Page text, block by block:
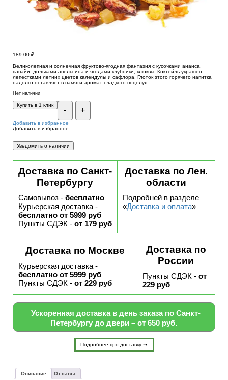
189.00 ₽
Великолепная и солнечная фруктово-ягодная фантазия с кусочками ананса,
папайи, дольками апельсина и ягодами клубники, клюквы. Коктейль украшен
лепестками летних цветов календулы и сафлора. Глоток этого горячего напитка
надолго оставляет в памяти аромат сладкого поцелуя.
Нет наличии
- +
Купить в 1 клик
Добавить в избранное
Добавить в избранное
Доставка по Санкт-
Петербургу
Самовывоз - бесплатно
Курьерская доставка -
бесплатно от 5999 руб
Пункты СДЭК - от 179 руб
Доставка по Лен.
области
Подробней в разделе
«Доставка и оплата»
Доставка по Москве
Курьерская доставка -
бесплатно от 5999 руб
Пункты СДЭК - от 229 руб
Доставка по
России
Пункты СДЭК - от
229 руб
Ускоренная доставка в день заказа по Санкт-
Петербургу до двери – от 650 руб.
Подробнее про доставку ➝
Описание Отзывы